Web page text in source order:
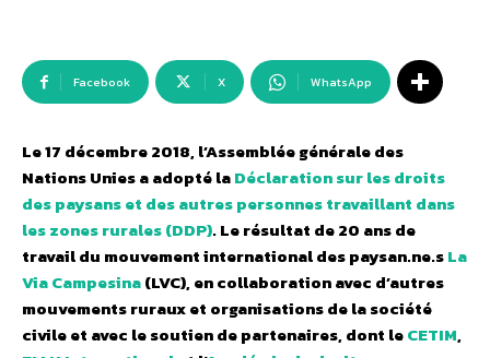
Facebook X WhatsApp
Le 17 décembre 2018, l’Assemblée générale des
Nations Unies a adopté laDéclaration sur les droits
des paysans et des autres personnes travaillant dans
les zones rurales (DDP). Le résultat de 20 ans de
travail du mouvement international des paysan.ne.sLa
Via Campesina(LVC), en collaboration avec d’autres
mouvements ruraux et organisations de la société
civile et avec le soutien de partenaires, dont leCETIM,